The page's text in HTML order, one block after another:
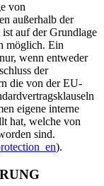
von
außerhalb der
auf der Grundlage
möglich. Ein
wenn entweder
der
die von der EU-
eigene interne
hat, welche von
sind.
).